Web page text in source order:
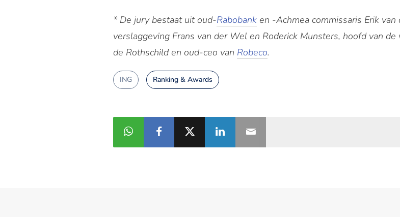
* De jury bestaat uit oud-Rabobank en -Achmea commissaris Erik
verslaggeving Frans van der Wel en Roderick Munsters, hoofd van
de Rothschild en oud-ceo van Robeco.
ING Ranking & Awards